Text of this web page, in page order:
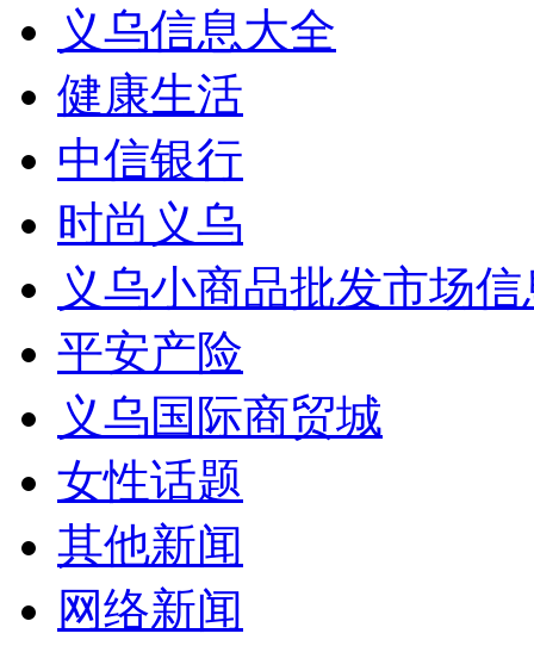
义乌信息大全
健康生活
中信银行
时尚义乌
义乌小商品批发市场
平安产险
义乌国际商贸城
女性话题
其他新闻
网络新闻